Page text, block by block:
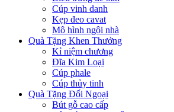
Cúp vinh danh
Kẹp đeo cavat
Mô hình ngôi nhà
Quà Tặng Khen Thưởng
Kỉ niệm chương
Đĩa Kim Loại
Cúp phale
Cúp thủy tinh
Quà Tặng Đối Ngoại
Bút gỗ cao cấp